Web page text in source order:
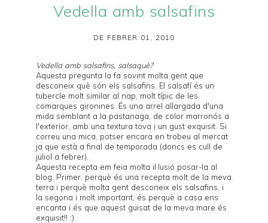
Vedella amb salsafins
DE FEBRER 01, 2010
Vedella amb salsafins, salsaquè?
Aquesta pregunta la fa sovint molta gent que
desconeix què són els salsafins. El salsafíés un
tubercle molt similar al nap, molt típic de les
comarques gironines. És una arrel allargada d'una
mida semblant a la pastanaga, de color marronós a
l'exterior, amb una textura tova i un gust exquisit. Si
correu una mica, potser encara en trobeu al mercat
ja que està a final de temporada (doncs es cull de
juliol a febrer).
Aquesta recepta em feia molta il·lusió posar-la al
blog. Primer, perquè és una recepta molt de la meva
terra i perquè molta gent desconeix els salsafins, i
la segona i molt important, és perquè a casa ens
encanta i és que aquest guisat de la meva mare és
exquisit!! ;)